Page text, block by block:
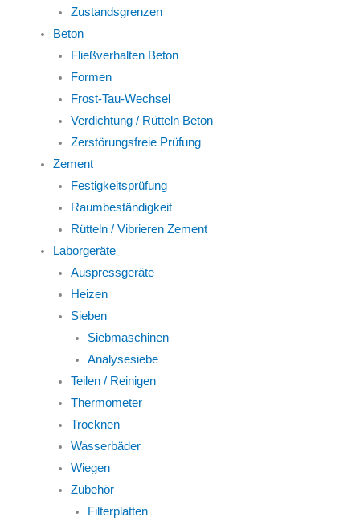
Zustandsgrenzen
Beton
Fließverhalten Beton
Formen
Frost-Tau-Wechsel
Verdichtung / Rütteln Beton
Zerstörungsfreie Prüfung
Zement
Festigkeitsprüfung
Raumbeständigkeit
Rütteln / Vibrieren Zement
Laborgeräte
Auspressgeräte
Heizen
Sieben
Siebmaschinen
Analysesiebe
Teilen / Reinigen
Thermometer
Trocknen
Wasserbäder
Wiegen
Zubehör
Filterplatten